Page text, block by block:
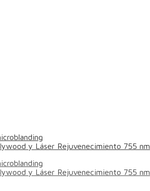
y Láser Rejuvenecimiento 755 nm
y Láser Rejuvenecimiento 755 nm